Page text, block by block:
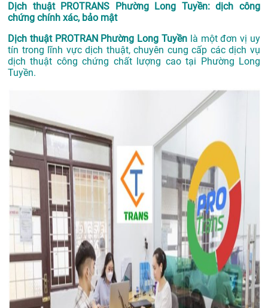
Dịch thuật PROTRANS Phường Long Tuyền: dịch công
chứng chính xác, bảo mật
Dịch thuật PROTRAN Phường Long Tuyền là một đơn vị uy
tín trong lĩnh vực dịch thuật, chuyên cung cấp các dịch vụ
dịch thuật công chứng chất lượng cao tại Phường Long
Tuyền.